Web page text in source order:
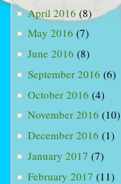
April 2016 (8)
May 2016 (7)
June 2016 (8)
September 2016 (6)
October 2016 (4)
November 2016 (10)
December 2016 (1)
January 2017 (7)
February 2017 (11)